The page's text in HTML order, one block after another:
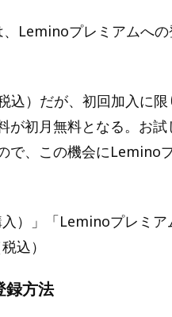
Leminoプレミアムへ
込）だが、初回加入に
が初月無料となる。お
で、この機会にLemino
）」「Leminoプレミア
込）
録方法